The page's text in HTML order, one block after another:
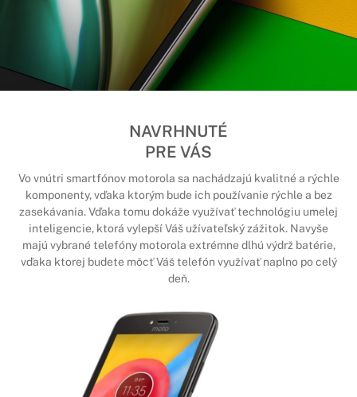
NAVRHNUTÉ
PRE VÁS
Vo vnútri smartfónov motorola sa nachádzajú kvalitné a rýchle
komponenty, vďaka ktorým bude ich používanie rýchle a bez
zasekávania. Vďaka tomu dokáže využívať technológiu umelej
inteligencie, ktorá vylepší Váš užívateľský zážitok. Navyše
majú vybrané telefóny motorola extrémne dlhú výdrž batérie,
vďaka ktorej budete môcť Váš telefón využívať naplno po celý
deň.